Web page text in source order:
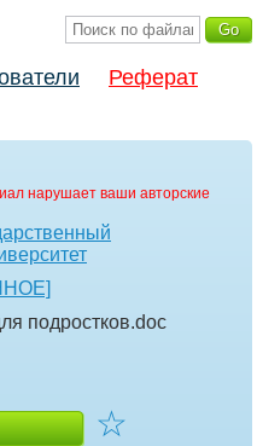
Реферат
нарушает ваши авторские
подростков.doc
☆